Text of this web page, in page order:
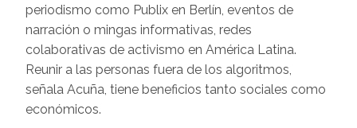
periodismo como Publix en Berlín, eventos de
narración o mingas informativas, redes
colaborativas de activismo en América Latina.
Reunir a las personas fuera de los algoritmos,
señala Acuña, tiene beneficios tanto sociales como
económicos.